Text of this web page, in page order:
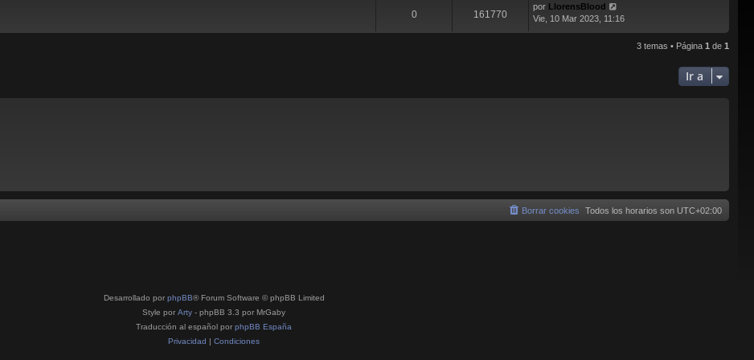
0 161770
por LlorensBlood
Vie, 10 Mar 2023, 11:16
3 temas • Página 1 de 1
Ir a
Todos los horarios son UTC+02:00
Borrar cookies
Desarrollado por phpBB® Forum Software © phpBB Limited
Style por Arty - phpBB 3.3 por MrGaby
Traducción al español por phpBB España
Privacidad | Condiciones